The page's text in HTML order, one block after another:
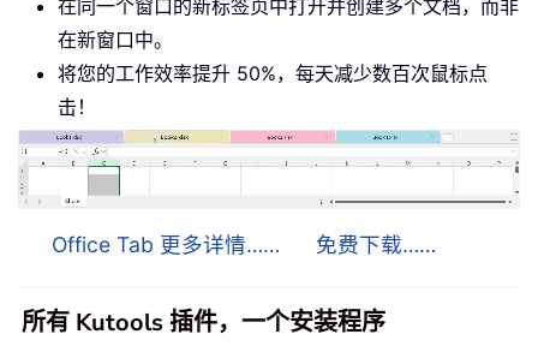
在同一个窗口的新标签页中打开并创建多个文档，而非
在新窗口中。
将您的工作效率提升 50%，每天减少数百次鼠标点
击！
Office Tab 更多详情…… 免费下载……
所有 Kutools 插件，一个安装程序